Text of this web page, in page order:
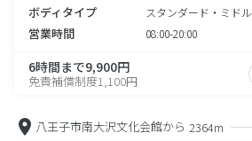
ボディタイプ スタンダード・ミドル
営業時間 08:00-20:00
6時間まで9,900円
免責補償制度1,100円
八王子市南大沢文化会館から 2364m